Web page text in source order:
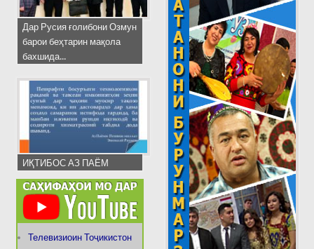
Дар Русия ғолибони Озмун
барои беҳтарин мақола
бахшида...
ИҚТИБОС АЗ ПАЁМ
Телевизиоин Тоҷикистон